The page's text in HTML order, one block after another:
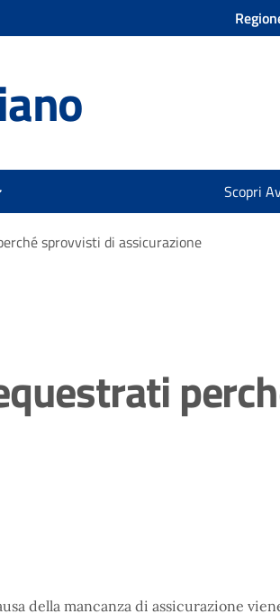
Scopri
sprovvisti di assicurazione
della mancanza di assicurazione